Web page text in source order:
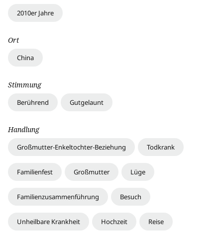
2010er Jahre
Ort
China
Stimmung
Berührend Gutgelaunt
Handlung
Großmutter-Enkeltochter-Beziehung Todkrank
Familienfest Großmutter Lüge
Familienzusammenführung Besuch
Unheilbare Krankheit Hochzeit Reise